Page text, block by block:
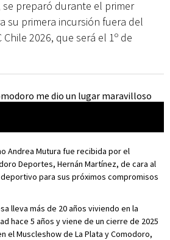
preparó durante el primer
su primera incursión fuera del
2026, que será el 1º de
Andrea Mutura fue recibida por el
Deportes, Hernán Martínez, de cara al
para sus próximos compromisos
lleva más de 20 años viviendo en la
hace 5 años y viene de un cierre de 2025
el Muscleshow de La Plata y Comodoro,